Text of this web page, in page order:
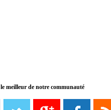
08:21 - 2022/11/08
propriétaire
meilleur de notre communauté